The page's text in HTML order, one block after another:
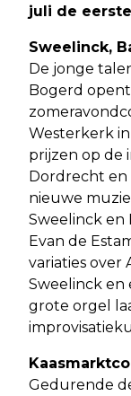
juli de
Sweelinck,
De jonge
Bogerd
Westerkerk
prijzen op de
Dordrecht en
nieuwe
Sweelinck
Evan de
variaties over
Sweelinck en
grote orgel
Gedurende